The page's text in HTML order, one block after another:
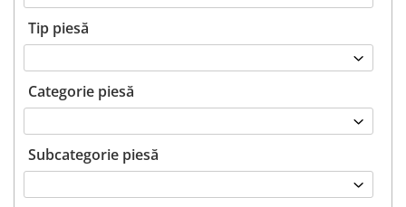
AIRBAG
Ambreiaj
Set ambreiaj
Volantă
Angrenare roată
Tip piesă
Categorie piesă
Subcategorie piesă